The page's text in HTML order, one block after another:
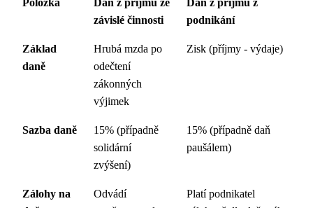
Položka
Daň z příjmů ze
závislé činnosti
Daň z příjmů z
podnikání
Základ
daně
Hrubá mzda po
odečtení
zákonných
výjimek
Zisk (příjmy - výdaje)
Sazba daně
15% (případně
solidární
zvýšení)
15% (případně daň
paušálem)
Zálohy na
Odvádí
Platí podnikatel